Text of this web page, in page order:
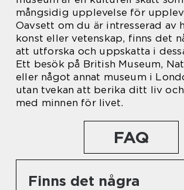
mångsidig upplevelse för
Oavsett om du är intresserad av
konst eller vetenskap, finns det
att utforska och uppskatta i
Ett besök på British Museum,
eller något annat museum i
utan tvekan att berika ditt liv
med minnen för livet.
FAQ
Finns det några